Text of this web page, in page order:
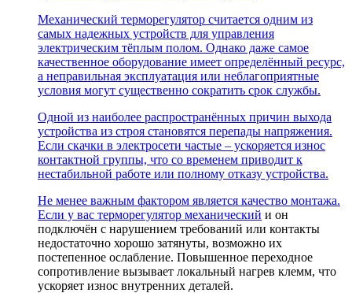
Механический терморегулятор считается одним из
самых надежных устройств для управления
электрическим тёплым полом. Однако даже самое
качественное оборудование имеет определённый ресурс,
а неправильная эксплуатация или неблагоприятные
условия могут существенно сократить срок службы.
Одной из наиболее распространённых причин выхода
устройства из строя становятся перепады напряжения.
Если скачки в электросети частые – ускоряется износ
контактной группы, что со временем приводит к
нестабильной работе или полному отказу устройства.
Не менее важным фактором является качество монтажа.
Если у вас терморегулятор механический и он
подключён с нарушением требований или контакты
недостаточно хорошо затянуты, возможно их
постепенное ослабление. Повышенное переходное
сопротивление вызывает локальный нагрев клемм, что
ускоряет износ внутренних деталей.